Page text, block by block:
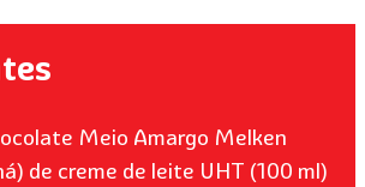
Meio Amargo Melken
de creme de leite UHT (100 ml)